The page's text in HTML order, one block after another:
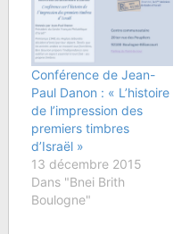
Cinématographie. Il
enseigne la
Philosophie…
Conférence de Jean-
Paul Danon : « L’histoire
de l’impression des
premiers timbres
d’Israël »
13 décembre 2015
Dans "Bnei Brith
Boulogne"